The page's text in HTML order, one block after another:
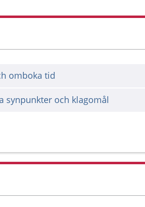
omboka tid
synpunkter och klagomål